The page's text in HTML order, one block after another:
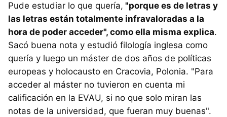
Pude estudiar lo que quería, "porque es de letras y
las letras están totalmente infravaloradas a la
hora de poder acceder", como ella misma explica.
Sacó buena nota y estudió filología inglesa como
quería y luego un máster de dos años de políticas
europeas y holocausto en Cracovia, Polonia. "Para
acceder al máster no tuvieron en cuenta mi
calificación en la EVAU, si no que solo miran las
notas de la universidad, que fueran muy buenas".